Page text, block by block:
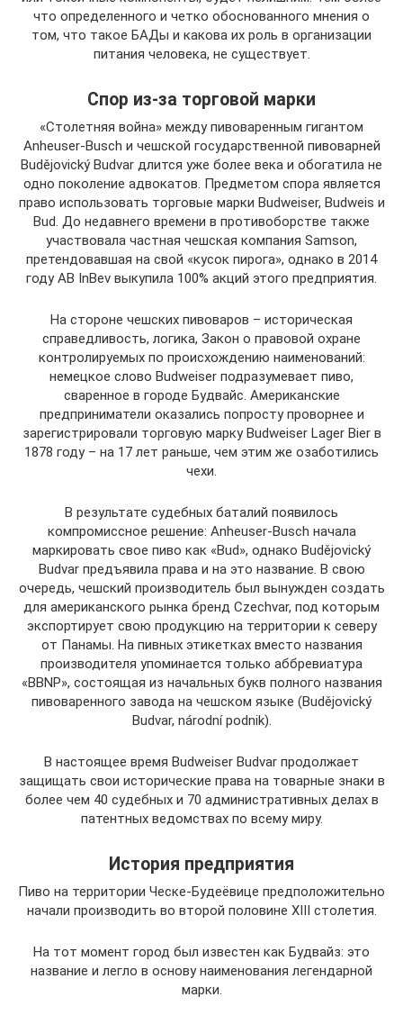
что определенного и четко обоснованного мнения о
том, что такое БАДы и какова их роль в организации
питания человека, не существует.
Спор из-за торговой марки
«Столетняя война» между пивоваренным гигантом
Anheuser-Busch и чешской государственной пивоварней
Budějovický Budvar длится уже более века и обогатила не
одно поколение адвокатов. Предметом спора является
право использовать торговые марки Budweiser, Budweis и
Bud. До недавнего времени в противоборстве также
участвовала частная чешская компания Samson,
претендовавшая на свой «кусок пирога», однако в 2014
году AB InBev выкупила 100% акций этого предприятия.
На стороне чешских пивоваров – историческая
справедливость, логика, Закон о правовой охране
контролируемых по происхождению наименований:
немецкое слово Budweiser подразумевает пиво,
сваренное в городе Будвайс. Американские
предприниматели оказались попросту проворнее и
зарегистрировали торговую марку Budweiser Lager Bier в
1878 году – на 17 лет раньше, чем этим же озаботились
чехи.
В результате судебных баталий появилось
компромиссное решение: Anheuser-Busch начала
маркировать свое пиво как «Bud», однако Budějovický
Budvar предъявила права и на это название. В свою
очередь, чешский производитель был вынужден создать
для американского рынка бренд Czechvar, под которым
экспортирует свою продукцию на территории к северу
от Панамы. На пивных этикетках вместо названия
производителя упоминается только аббревиатура
«BBNP», состоящая из начальных букв полного названия
пивоваренного завода на чешском языке (Budějovický
Budvar, národní podnik).
В настоящее время Budweiser Budvar продолжает
защищать свои исторические права на товарные знаки в
более чем 40 судебных и 70 административных делах в
патентных ведомствах по всему миру.
История предприятия
Пиво на территории Ческе-Будеёвице предположительно
начали производить во второй половине XIII столетия.
На тот момент город был известен как Будвайз: это
название и легло в основу наименования легендарной
марки.